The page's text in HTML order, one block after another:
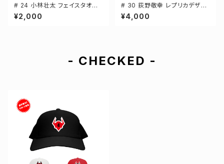
# 24 小林壮太 フェイスタオル
選手還元 2デザイン FT0144
¥2,000
# 30 荻野敬幸 レプリカデザイ
ン 3カラー 選手還元 長袖Tシャ
ツ S-XXLサイズ 501101
¥4,000
- CHECKED -